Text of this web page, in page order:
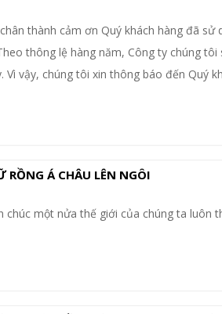
thành cảm ơn Quý khách hàng đã
thông lệ hàng năm, Công ty chúng
vậy, chúng tôi xin thông báo đến Quý
Á CHÂU LÊN NGÔI
chúc một nửa thế giới của chúng ta luôn